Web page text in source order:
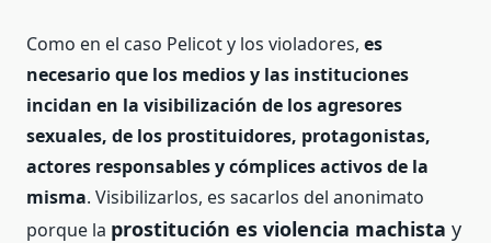
Como en el caso Pelicot y los violadores, es
necesario que los medios y las instituciones
incidan en la visibilización de los agresores
sexuales, de los prostituidores, protagonistas,
actores responsables y cómplices activos de la
misma. Visibilizarlos, es sacarlos del anonimato
porque la prostitución es violencia machista y